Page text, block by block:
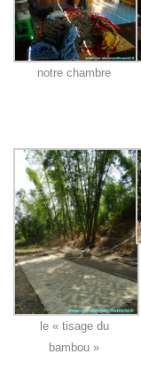
notre chambre
le « tisage du
bambou »